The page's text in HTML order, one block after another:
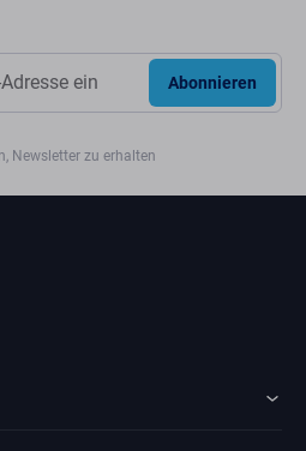
Abonnieren
Newsletter zu erhalten